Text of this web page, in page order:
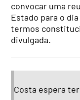
convocar uma
Estado para o
termos
divulgada.
Costa espera